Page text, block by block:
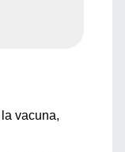
vacuna,